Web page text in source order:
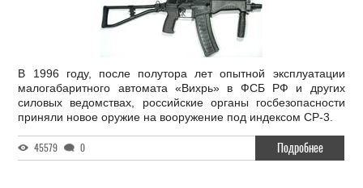
В 1996 году, после полутора лет опытной эксплуатации
малогабаритного автомата «Вихрь» в ФСБ РФ и других
силовых ведомствах, российские органы госбезопасности
приняли новое оружие на вооружение под индексом СР-3.
45579 0 Подробнее